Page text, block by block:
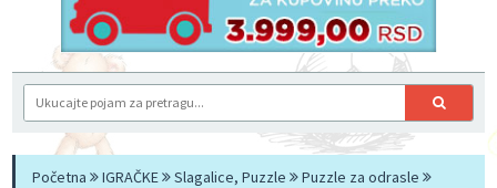
Početna IGRAČKE Slagalice, Puzzle
Puzzle za odrasle